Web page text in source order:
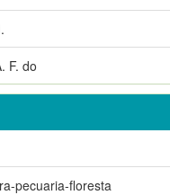
F. do
pecuaria-floresta